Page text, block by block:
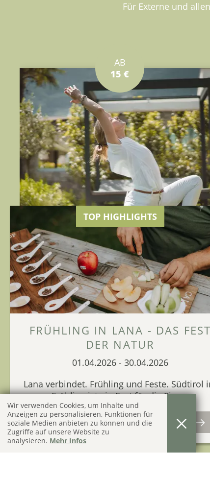
Wir verwenden Cookies, um Inhalte und
Anzeigen zu personalisieren, Funktionen für
soziale Medien anbieten zu können und die
Zugriffe auf unsere Website zu
analysieren. Mehr Infos
Für Externe und
AB
15 €
YOGA MIT FORMGEFÜHL UND
LEICHTIGKEIT
Für alle Teilnehmer, ob beginnend oder
fortgeschritten, alt und jung, die Freude an
der Bewegung haben oder diese auch
MEHR DETAILS
TOP HIGHLIGHTS
FRÜHLING IN LANA - DAS FEST
DER NATUR
01.04.2026 - 30.04.2026
Lana verbindet. Frühling und Feste. Südtirol
Frühling ist ein Fest für die Sinne.
FRÜHLINGS ANGEBOTE IN LANA 2026